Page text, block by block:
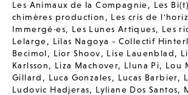
Les Animaux de la Compagnie, Les
chimères production , Les cris de
Immergé·es, Les Lunes Artiques, Les
Lelarge, Lilas Nagoya - Collectif
Becimol, Lior Shoov, Lise Lauenblad,
Karlsson, Liza Machover, Lluna Pi, Lou
Gillard , Luca Gonzales, Lucas Barbier,
Ludovic Hadjeras, Lyliane Dos Santos,